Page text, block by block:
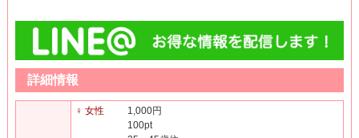
詳細情報
♀ 女性
1,000円
100pt